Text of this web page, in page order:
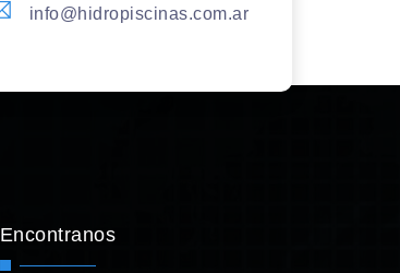
info@hidropiscinas.com.ar
Encontranos